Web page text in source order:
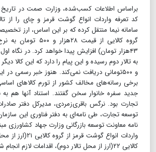
براساس اطلاعات کسب‌شده، وزارت صمت در
کد تعرفه واردات انواع گوشت قرمز و چای را از
سامانه نیما منتقل کرده که بر این اساس، ارز
گروه کالایی از قیمت
۴۳هزار تومان) افزایش پیدا خواهد کرد. در نگاه
و ۵۰۰تومانی دریافت نمی‌کند. هنوز خبر رسمی در
برخی رسانه‌های مخالف کشور از تورم کالاهای
جدید سفره خانوار سخن گفتند. استناد آنها هم به
تجارت بود. نرگس باقری‌زمردی، مدیرکل دفتر
توسعه تجارت، طی نامه‌ای به دفتر فناوری این
نامه معاونت توسعه بازرگانی وزارت جهاد کشاورزی
واردات انواع گوشت
کالایی ۲۲(ارز از محل تالار دوم)، اقدامات لازم انجام شود.